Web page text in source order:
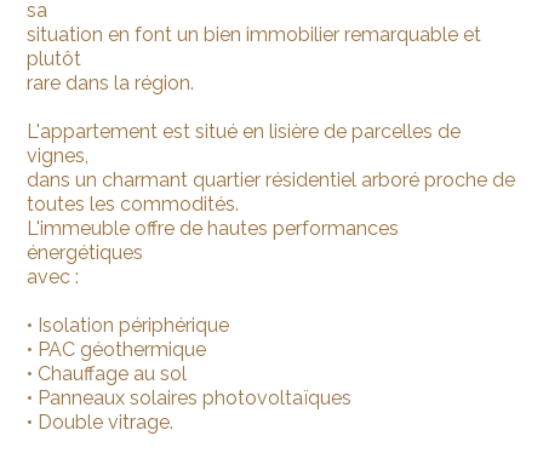
sa
situation en font un bien immobilier remarquable et
plutôt
rare dans la région.
L'appartement est situé en lisière de parcelles de
vignes,
dans un charmant quartier résidentiel arboré proche de
toutes les commodités.
L'immeuble offre de hautes performances
énergétiques
avec :
• Isolation périphérique
• PAC géothermique
• Chauffage au sol
• Panneaux solaires photovoltaïques
• Double vitrage.